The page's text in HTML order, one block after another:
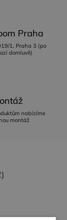
Praha
1, Praha 3 (po
domluvě)
nabízíme
montáž